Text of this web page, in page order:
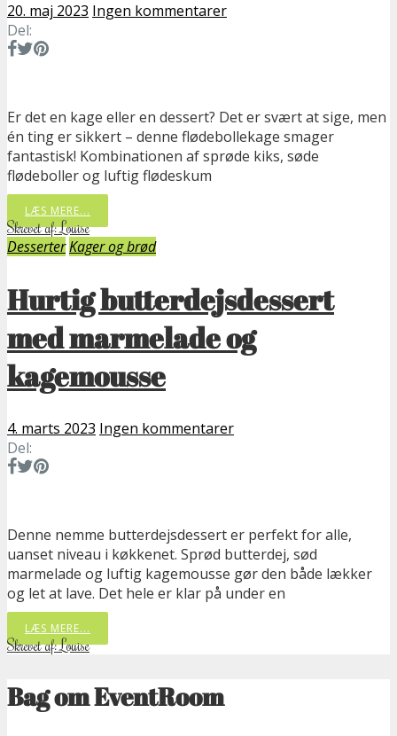
20. maj 2023 Ingen kommentarer
Del:
Er det en kage eller en dessert? Det er svært at sige, men
én ting er sikkert – denne flødebollekage smager
fantastisk! Kombinationen af sprøde kiks, søde
flødeboller og luftig flødeskum
LÆS MERE...
Skrevet af: Louise
DesserterKager og brød
Hurtig butterdejsdessert
med marmelade og
kagemousse
4. marts 2023 Ingen kommentarer
Del:
Denne nemme butterdejsdessert er perfekt for alle,
uanset niveau i køkkenet. Sprød butterdej, sød
marmelade og luftig kagemousse gør den både lækker
og let at lave. Det hele er klar på under en
LÆS MERE...
Skrevet af: Louise
Bag om EventRoom